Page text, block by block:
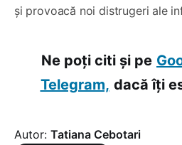
și provoacă noi distrugeri ale
Ne poți citi și pe
Telegram, dacă îți
Autor: Tatiana Cebotari